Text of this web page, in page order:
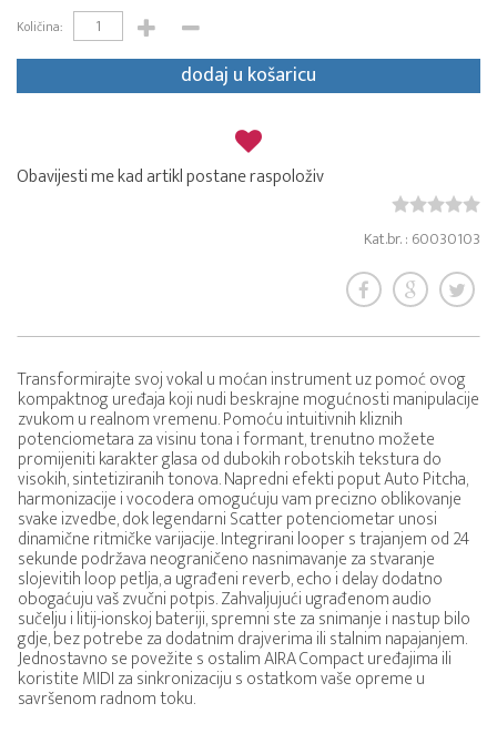
Količina:
dodaj u košaricu
Obavijesti me kad artikl postane raspoloživ
Kat.br. : 60030103
Transformirajte svoj vokal u moćan instrument uz pomoć ovog
kompaktnog uređaja koji nudi beskrajne mogućnosti manipulacije
zvukom u realnom vremenu. Pomoću intuitivnih kliznih
potenciometara za visinu tona i formant, trenutno možete
promijeniti karakter glasa od dubokih robotskih tekstura do
visokih, sintetiziranih tonova. Napredni efekti poput Auto Pitcha,
harmonizacije i vocodera omogućuju vam precizno oblikovanje
svake izvedbe, dok legendarni Scatter potenciometar unosi
dinamične ritmičke varijacije. Integrirani looper s trajanjem od 24
sekunde podržava neograničeno nasnimavanje za stvaranje
slojevitih loop petlja, a ugrađeni reverb, echo i delay dodatno
obogaćuju vaš zvučni potpis. Zahvaljujući ugrađenom audio
sučelju i litij-ionskoj bateriji, spremni ste za snimanje i nastup bilo
gdje, bez potrebe za dodatnim drajverima ili stalnim napajanjem.
Jednostavno se povežite s ostalim AIRA Compact uređajima ili
koristite MIDI za sinkronizaciju s ostatkom vaše opreme u
savršenom radnom toku.